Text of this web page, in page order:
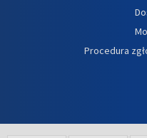
Procedura